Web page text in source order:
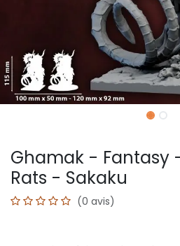
Ghamak - Fantasy
Rats - Sakaku
(0 avis)